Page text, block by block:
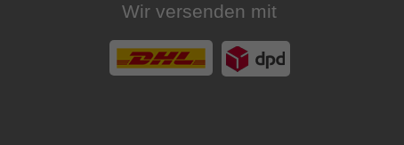
Wir versenden mit